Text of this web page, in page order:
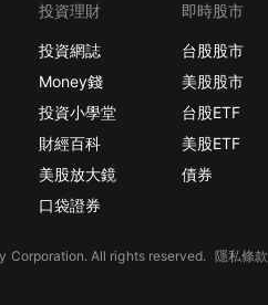
投資理財
投資網誌
Money錢
投資小學堂
財經百科
美股放大鏡
口袋證券
即時股市
台股股市
美股股市
台股ETF
美股ETF
債券
Corporation. All rights reserved. 隱私條款